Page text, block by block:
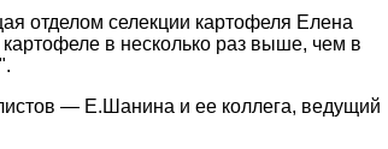
отделом селекции картофеля Елена
в несколько раз выше, чем в
— Е.Шанина и ее коллега, ведущий